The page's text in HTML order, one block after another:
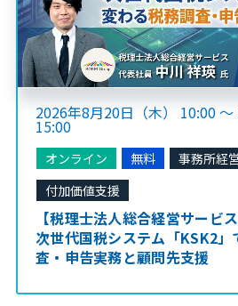
2026年8月20日（木） 10:00
15:00
オンライン 無料 事務所経
付加価値支援
【税理士法人総合経営サービ
次世代国税システム「KSK2」
査・申告実務と顧問先支援